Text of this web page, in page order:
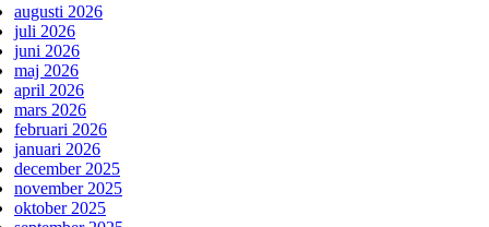
augusti 2026
juli 2026
juni 2026
maj 2026
april 2026
mars 2026
februari 2026
januari 2026
december 2025
november 2025
oktober 2025